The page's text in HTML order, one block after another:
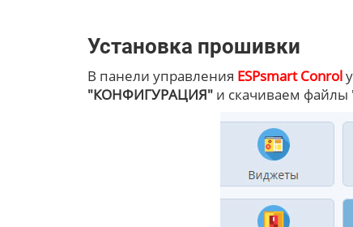
Установка прошивки
В панели управления ESPsmart Conrolу
"КОНФИГУРАЦИЯ"и скачиваем файлы